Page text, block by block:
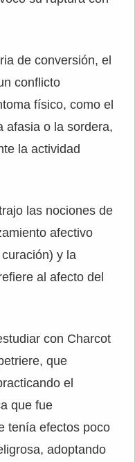
de conversión, el
conflicto
físico, como el
afasia o la sordera,
la actividad
las nociones de
afectivo
y la
al afecto del
con Charcot
que
el
que fue
tenía efectos poco
adoptando